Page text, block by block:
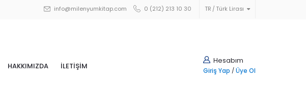
TR Türk Lirası
info@milenyumkitap.com 0 (212) 213 10 30
Hesabım
Giriş Yap / Üye Ol
HAKKIMIZDA İLETİŞİM